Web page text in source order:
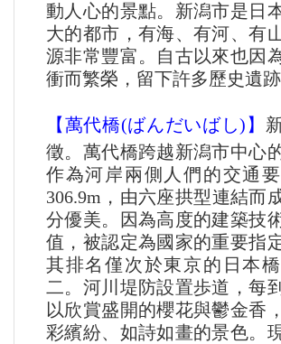
動人心的景點。新潟市是日
大的都市，有海、有河、有
源非常豐富。自古以來也因
衝而繁榮，留下許多歷史遺跡
【萬代橋(ばんだいばし)】​
徵。萬代橋跨越新潟市中心
作為河岸兩側人們的交通
306.9m，由六座拱型連結而
分優美。因為高度的建築技
值，被認定為國家的重要指
其排名僅次於東京的日本
二。河川堤防設置歩道，每
以欣賞盛開的櫻花與鬱金香
彩繽紛、如詩如畫的景色。